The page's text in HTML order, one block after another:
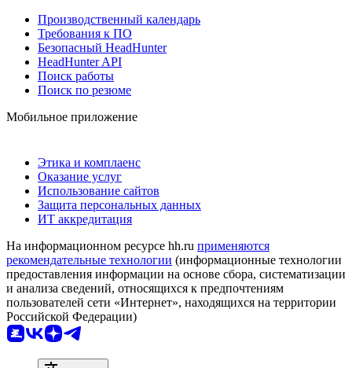
Производственный календарь
Требования к ПО
Безопасный HeadHunter
HeadHunter API
Поиск работы
Поиск по резюме
Мобильное приложение
Этика и комплаенс
Оказание услуг
Использование сайтов
Защита персональных данных
ИТ аккредитация
На информационном ресурсе hh.ru применяются
рекомендательные технологии (информационные технологии
предоставления информации на основе сбора, систематизации
и анализа сведений, относящихся к предпочтениям
пользователей сети «Интернет», находящихся на территории
Российской Федерации)